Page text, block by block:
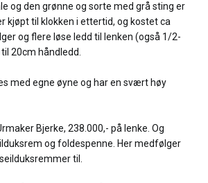
og den grønne og sorte med grå sting er
kjøpt til klokken i ettertid, og kostet ca
og flere løse ledd til lenken (også 1/2-
20cm håndledd.
med egne øyne og har en svært høy
Bjerke, 238.000,- på lenke. Og
og foldespenne. Her medfølger
til.